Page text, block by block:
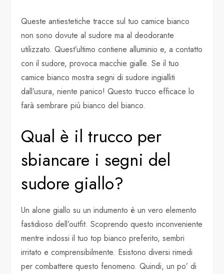
Queste antiestetiche tracce sul tuo camice bianco
non sono dovute al sudore ma al deodorante
utilizzato. Quest’ultimo contiene alluminio e, a contatto
con il sudore, provoca macchie gialle. Se il tuo
camice bianco mostra segni di sudore ingialliti
dall’usura, niente panico! Questo trucco efficace lo
farà sembrare più bianco del bianco.
Qual è il trucco per
sbiancare i segni del
sudore giallo?
Un alone giallo su un indumento è un vero elemento
fastidioso dell’outfit. Scoprendo questo inconveniente
mentre indossi il tuo top bianco preferito, sembri
irritato e comprensibilmente. Esistono diversi rimedi
per combattere questo fenomeno. Quindi, un po’ di